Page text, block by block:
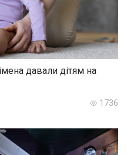
давали дітям на
1736